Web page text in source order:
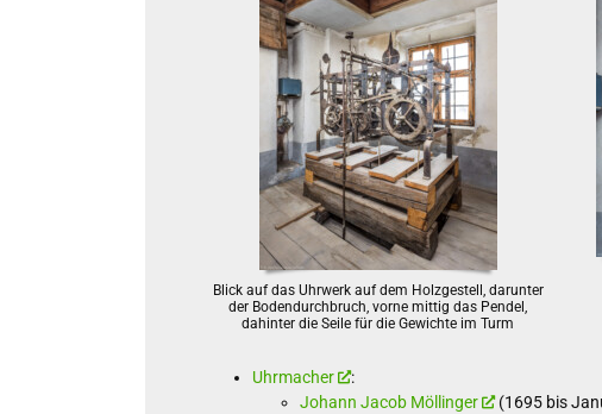
Blick auf das Uhrwerk auf dem Holzgestell, darunter
der Bodendurchbruch, vorne mittig das Pendel,
dahinter die Seile für die Gewichte im Turm
Uhrmacher
:
Johann Jacob Möllinger
(1695 bis